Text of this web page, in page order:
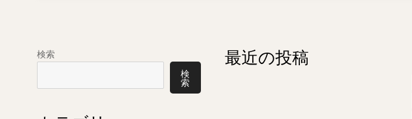
検索
検
索
最近の投稿